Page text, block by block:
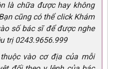
là chữa được hay không
cũng có thể click Khám
số bác sĩ để được nghe
trị 0243.9656.999
vào cơ địa của mỗi